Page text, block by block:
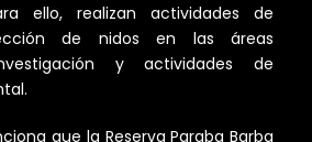
ello, realizan actividades de
de nidos en las áreas
y actividades de
que la Reserva Paraba Barba